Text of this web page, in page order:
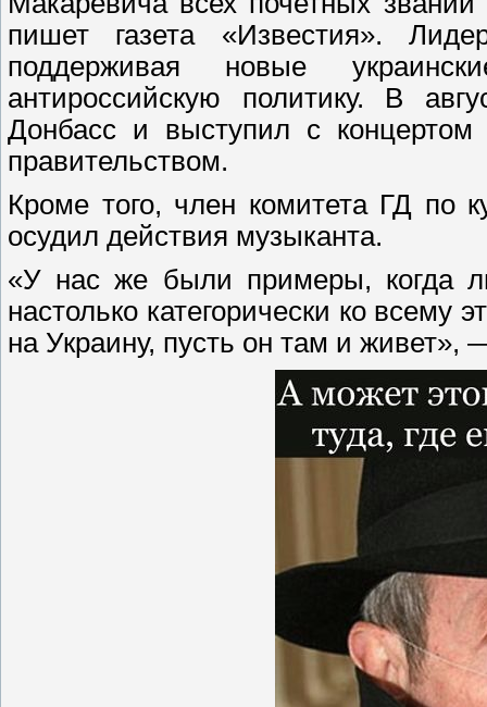
пишет газета «Известия».
поддерживая новые
антироссийскую политику. В
Донбасс и выступил с концертом
правительством.
Кроме того, член комитета ГД по
осудил действия музыканта.
«У нас же были примеры, когда
настолько категорически ко всему
на Украину, пусть он там и живет»,